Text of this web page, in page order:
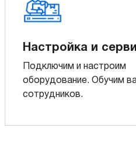
Настройка и
Подключим и настроим
оборудование. Обучим
сотрудников.